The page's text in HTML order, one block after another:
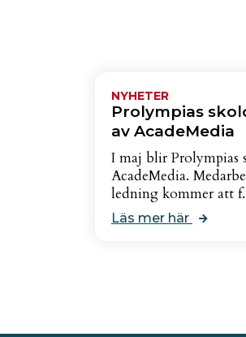
NYHETER
Prolympias
av AcadeMedia
I maj blir Prolympias
AcadeMedia.
ledning kommer att
Läs mer här